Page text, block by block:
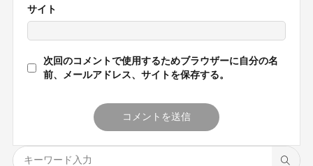
サイト
次回のコメントで使用するためブラウザーに自分の名
前、メールアドレス、サイトを保存する。